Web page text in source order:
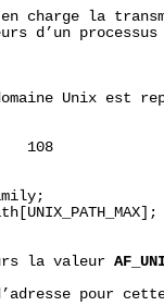
charge la
d’un
Unix est
108
la valeur
pour